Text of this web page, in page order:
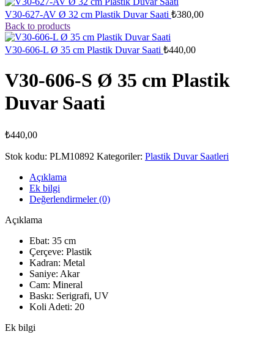
V30-627-AV Ø 32 cm Plastik Duvar Saati ₺380,00
Back to products
V30-606-L Ø 35 cm Plastik Duvar Saati ₺440,00
V30-606-S Ø 35 cm Plastik
Duvar Saati
₺440,00
Stok kodu: PLM10892 Kategoriler: Plastik Duvar Saatleri
Açıklama
Ek bilgi
Değerlendirmeler (0)
Açıklama
Ebat: 35 cm
Çerçeve: Plastik
Kadran: Metal
Saniye: Akar
Cam: Mineral
Baskı: Serigrafi, UV
Koli Adeti: 20
Ek bilgi